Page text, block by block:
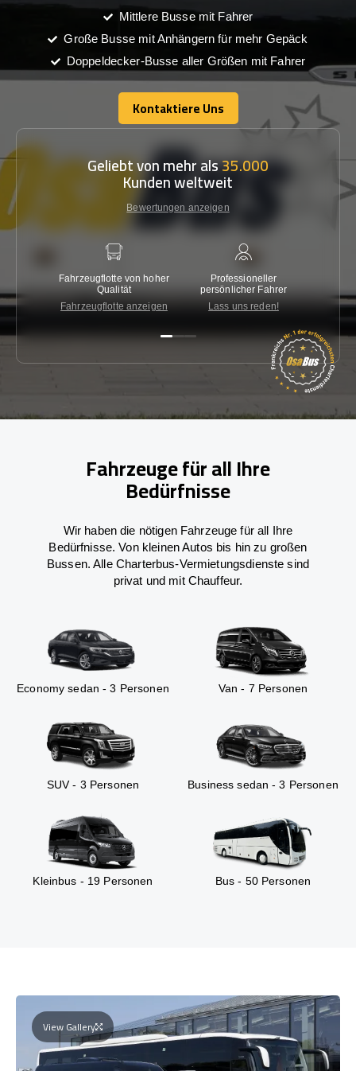
Mittlere Busse mit Fahrer
Große Busse mit Anhängern für mehr Gepäck
Doppeldecker-Busse aller Größen mit Fahrer
Kontaktiere Uns
Kontaktiere Uns
Geliebt von mehr als35.000
Kunden weltweit
Bewertungen anzeigen
Fahrzeugflotte von hoher
Qualität
Fahrzeugflotte anzeigen
Professioneller
persönlicher Fahrer
Lass uns reden!
Fahrzeuge für all Ihre
Bedürfnisse
Wir haben die nötigen Fahrzeuge für all Ihre
Bedürfnisse. Von kleinen Autos bis hin zu großen
Bussen. Alle Charterbus-Vermietungsdienste sind
privat und mit Chauffeur.
Economy sedan - 3 Personen Van - 7 Personen
SUV - 3 Personen Business sedan - 3 Personen
Kleinbus - 19 Personen Bus - 50 Personen
View Gallery